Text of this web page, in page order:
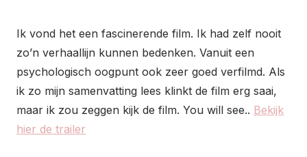
Ik vond het een fascinerende film. Ik had zelf nooit
zo’n verhaallijn kunnen bedenken. Vanuit een
psychologisch oogpunt ook zeer goed verfilmd. Als
ik zo mijn samenvatting lees klinkt de film erg saai,
maar ik zou zeggen kijk de film. You will see.. Bekijk
hier de trailer